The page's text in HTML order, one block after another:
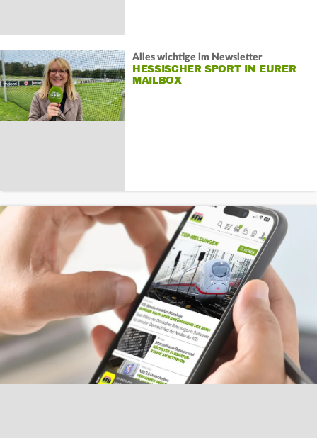
Alles wichtige im Newsletter
HESSISCHER SPORT IN EURER
MAILBOX